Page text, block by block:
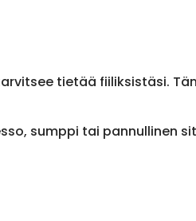
tietää fiiliksistäsi.
sumppi tai pannullinen